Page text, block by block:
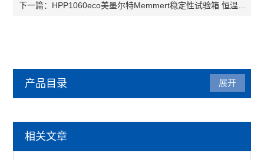
下一篇： HPP1060eco美墨尔特Memmert稳定性试验箱 恒温恒湿箱
产品目录
低温培养箱
展开
相关文章